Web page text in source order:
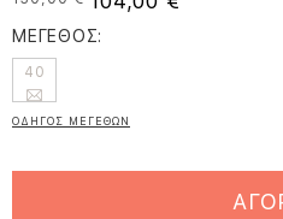
ΜΕΓΕΘΟΣ:
40
ΟΔΗΓΟΣ ΜΕΓΕΘΩΝ